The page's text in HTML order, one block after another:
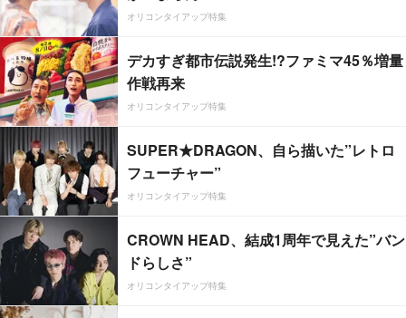
オリコンタイアップ特集
デカすぎ都市伝説発生!?ファミマ45％増量
作戦再来
オリコンタイアップ特集
SUPER★DRAGON、自ら描いた”レトロ
フューチャー”
オリコンタイアップ特集
CROWN HEAD、結成1周年で見えた”バン
ドらしさ”
オリコンタイアップ特集